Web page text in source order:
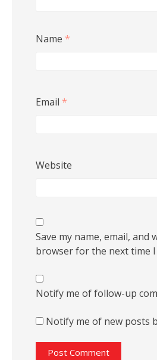
Name *
Email *
Website
Save my name, email, and
browser for the next time I
Notify me of follow-up
Notify me of new posts